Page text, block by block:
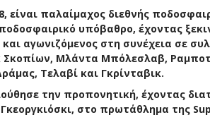
είναι παλαίμαχος διεθνής
υπόβαθρο, έχοντας
αγωνιζόμενος στη συνέχεια σε
Σκοπίων, Μλάντα Μπόλεσλαβ,
Τελαβί και Γκρίνταβικ.
την προπονητική, έχοντας
στο πρωτάθλημα της